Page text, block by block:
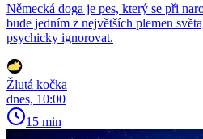
Německá doga je pes, který se při
bude jedním z největších plemen
psychicky ignorovat.
Žlutá kočka
dnes, 10:00
15 min